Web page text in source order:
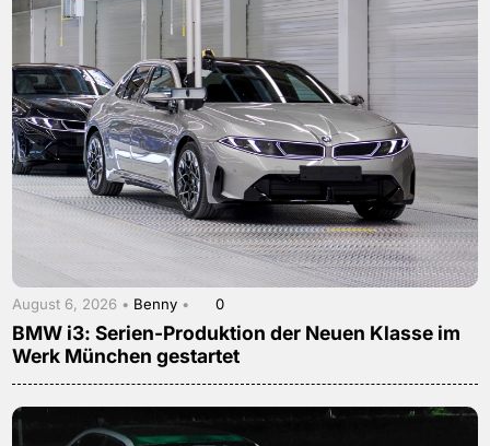
August 6, 2026 • Benny • 0
BMW i3: Serien-Produktion der Neuen Klasse im
Werk München gestartet